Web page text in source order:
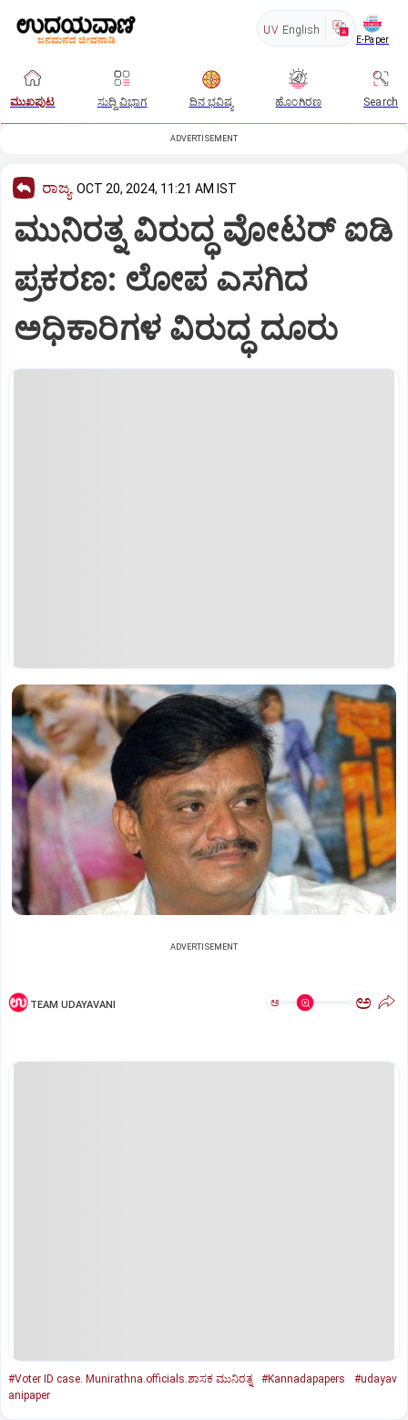
UV English
E-Paper
ಮುಖಪುಟ ಸುದ್ದಿ ವಿಭಾಗ ದಿನ ಭವಿಷ್ಯ ಹೊಂಗಿರಣ Search
ADVERTISEMENT
ರಾಜ್ಯ OCT 20, 2024, 11:21 AM IST
ಮುನಿರತ್ನ ವಿರುದ್ಧ ವೋಟರ್‌ ಐಡಿ
ಪ್ರಕರಣ: ಲೋಪ ಎಸಗಿದ
ಅಧಿಕಾರಿಗಳ ವಿರುದ್ಧ ದೂರು
ADVERTISEMENT
TEAM UDAYAVANI ಅ ಅ
#Voter ID case. Munirathna.officials.ಶಾಸಕ ಮುನಿರತ್ನ #Kannadapapers
#udayav
anipaper